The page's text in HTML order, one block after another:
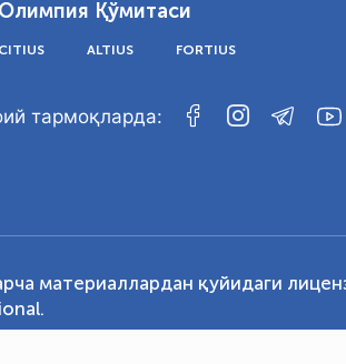
Олимпия Қўмитаси
CITIUS ALTIUS FORTIUS
тармоқларда:
материаллардан қуйидаги
.